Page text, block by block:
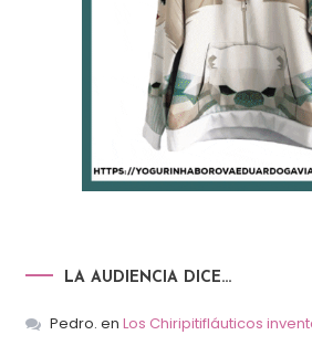
LA AUDIENCIA DICE…
Pedro. en Los Chiripitifláuticos